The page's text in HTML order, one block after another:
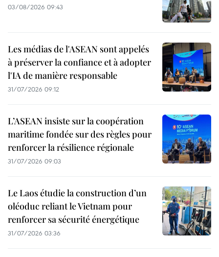
03/08/2026 09:43
Les médias de l'ASEAN sont appelés
à préserver la confiance et à adopter
l'IA de manière responsable
31/07/2026 09:12
L’ASEAN insiste sur la coopération
maritime fondée sur des règles pour
renforcer la résilience régionale
31/07/2026 09:03
Le Laos étudie la construction d’un
oléoduc reliant le Vietnam pour
renforcer sa sécurité énergétique
31/07/2026 03:36